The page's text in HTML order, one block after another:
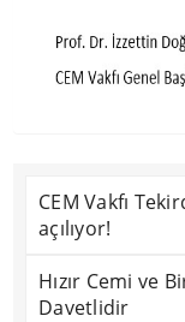
CEM Vakfı
açılıyor!
Hızır Cemi ve
Davetlidir